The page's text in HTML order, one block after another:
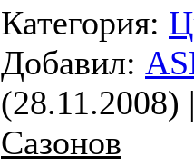
Категория:
Добавил:
Сазонов